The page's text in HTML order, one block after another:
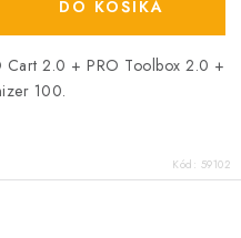
DO KOŠÍKA
Cart 2.0 + PRO Toolbox 2.0 +
100.
Kód: 59102